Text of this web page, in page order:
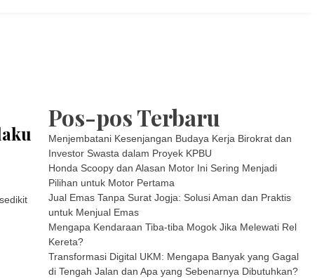
Pos-pos Terbaru
Menjembatani Kesenjangan Budaya Kerja Birokrat dan
Investor Swasta dalam Proyek KPBU
Honda Scoopy dan Alasan Motor Ini Sering Menjadi
Pilihan untuk Motor Pertama
Jual Emas Tanpa Surat Jogja: Solusi Aman dan Praktis
untuk Menjual Emas
Mengapa Kendaraan Tiba-tiba Mogok Jika Melewati Rel
Kereta?
Transformasi Digital UKM: Mengapa Banyak yang Gagal
di Tengah Jalan dan Apa yang Sebenarnya Dibutuhkan?